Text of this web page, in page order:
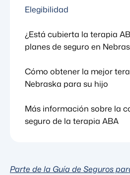
Elegibilidad
¿Está cubierta la terapia
planes de seguro en
Cómo obtener la mejor
Nebraska para su hijo
Más información sobre la
seguro de la terapia ABA
Parte de la Guía de Seguros